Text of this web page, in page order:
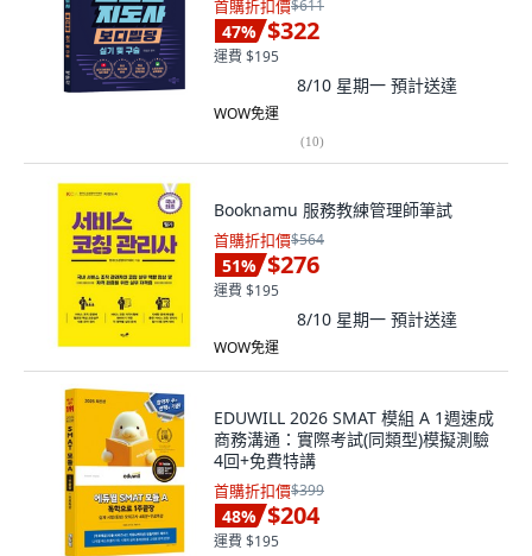
首購折扣價$611
47% $322
運費 $195
8/10 星期一 預計送達
WOW免運
(10)
Booknamu 服務教練管理師筆試
首購折扣價$564
51% $276
運費 $195
8/10 星期一 預計送達
WOW免運
EDUWILL 2026 SMAT 模組 A 1週速成
商務溝通：實際考試(同類型)模擬測驗
4回+免費特講
首購折扣價$399
48% $204
運費 $195